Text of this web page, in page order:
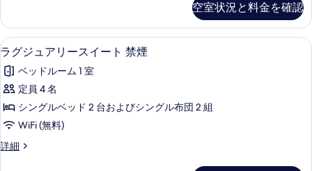
る
を
表
示
す
る
細
空室状況と料金を確認
ラ
グ
ジ
ュ
ア
ー
ラグジュアリースイート 禁煙 | 高級
16
ラグジュアリースイート 禁煙
ベッドルーム 1 室
定員 4 名
シングルベッド 2 台およびシングル布団 2 組
WiFi (無料)
詳細
ラ